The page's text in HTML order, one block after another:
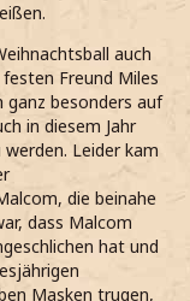
auch
Freund Miles
ganz besonders auf
in diesem Jahr
Leider kam
die beinahe
dass Malcom
hat und
Masken trugen,